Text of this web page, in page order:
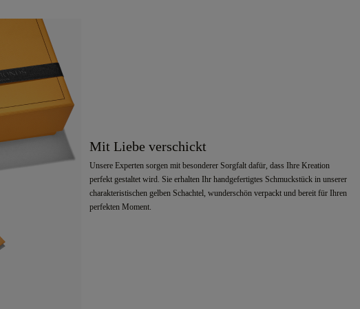
Mit Liebe verschickt
Unsere Experten sorgen mit besonderer Sorgfalt dafür, dass Ihre Kreation
perfekt gestaltet wird. Sie erhalten Ihr handgefertigtes Schmuckstück in unserer
charakteristischen gelben Schachtel, wunderschön verpackt und bereit für Ihren
perfekten Moment.